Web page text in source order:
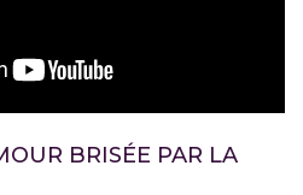
BRISÉE PAR LA